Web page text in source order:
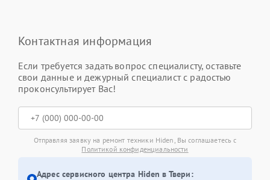
Контактная информация
Если требуется задать вопрос специалисту, оставьте
свои данные и дежурный специалист с радостью
проконсультирует Вас!
Отправляя заявку на ремонт техники Hiden, Вы соглашаетесь с
Политикой конфиденциальности
Адрес сервисного центра Hiden в Твери: